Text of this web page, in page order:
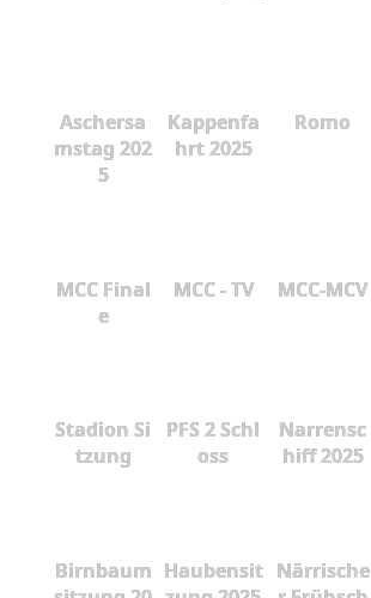
Aschersa
mstag 202
5
Kappenfa
hrt 2025
Romo
MCC Final
e
MCC - TV MCC-MCV
Stadion Si
tzung
PFS 2 Schl
oss
Narrensc
hiff 2025
Birnbaum Haubensit Närrische